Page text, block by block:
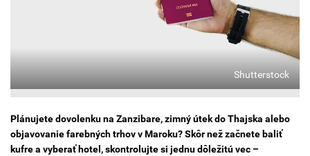
Shutterstock
Plánujete dovolenku na Zanzibare, zimný útek do Thajska alebo
objavovanie farebných trhov v Maroku? Skôr než začnete baliť
kufre a vyberať hotel, skontrolujte si jednu dôležitú vec –